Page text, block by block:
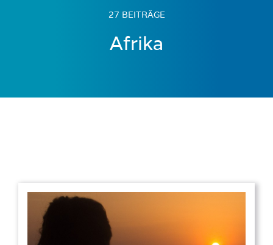
27 BEITRÄGE
Afrika